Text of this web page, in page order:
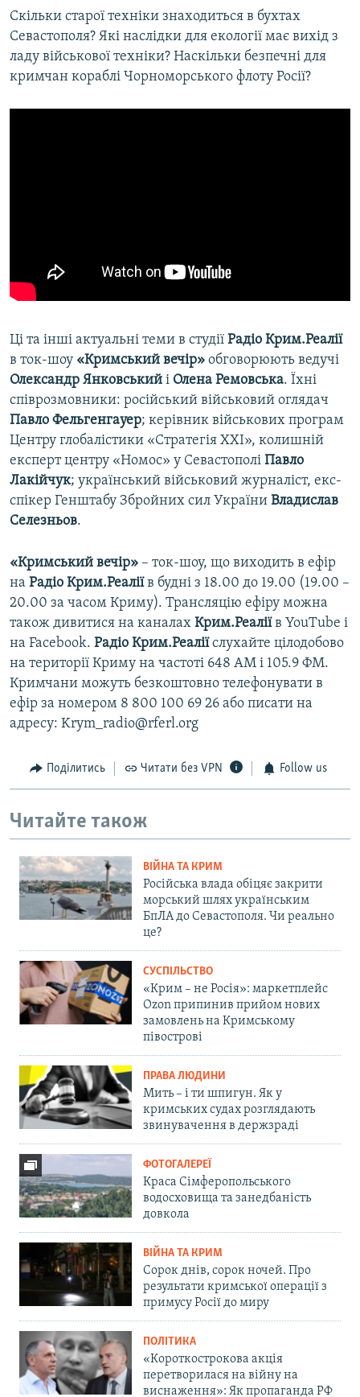
Скільки старої техніки знаходиться в бухтах
Севастополя? Які наслідки для екології має вихід з
ладу військової техніки? Наскільки безпечні для
кримчан кораблі Чорноморського флоту Росії?
Ці та інші актуальні теми в студії Радіо Крим.Реалії
в ток-шоу «Кримський вечір» обговорюють ведучі
Олександр Янковський і Олена Ремовська. Їхні
співрозмовники: російський військовий оглядач
Павло Фельгенгауер; керівник військових програм
Центру глобалістики «Стратегія ХХІ», колишній
експерт центру «Номос» у Севастополі Павло
Лакійчук; український військовий журналіст, екс-
спікер Генштабу Збройних сил України Владислав
Селезньов.
«Кримський вечір» – ток-шоу, що виходить в ефір
на Радіо Крим.Реаліїв будні з 18.00 до 19.00 (19.00 –
20.00 за часом Криму). Трансляцію ефіру можна
також дивитися на каналах Крим.Реаліїв YouTube і
на Facebook. Радіо Крим.Реаліїслухайте цілодобово
на території Криму на частоті 648 АМ і 105.9 ФМ.
Кримчани можуть безкоштовно телефонувати в
ефір за номером 8 800 100 69 26 або писати на
адресу: Krym_radio@rferl.org
Поділитись Читати без VPN Follow us
Читайте також
ВІЙНА ТА КРИМ
Російська влада обіцяє закрити
морський шлях українським
БпЛА до Севастополя. Чи реально
це?
СУСПІЛЬСТВО
«Крим – не Росія»: маркетплейс
Ozon припинив прийом нових
замовлень на Кримському
півострові
ПРАВА ЛЮДИНИ
Мить – і ти шпигун. Як у
кримських судах розглядають
звинувачення в держзраді
ФОТОГАЛЕРЕЇ
Краса Сімферопольського
водосховища та занедбаність
довкола
ВІЙНА ТА КРИМ
Сорок днів, сорок ночей. Про
результати кримської операції з
примусу Росії до миру
ПОЛІТИКА
«Короткострокова акція
перетворилася на війну на
виснаження»: Як пропаганда РФ